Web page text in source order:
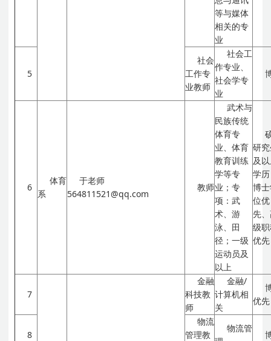
等与媒体
相关的专
业
5
社会
工作专
业教师
社会工
作专业、
社会学专
业
6
体育
系
于老师
564811521@qq.com
教师
武术与
民族传统
体育专
业、体育
教育训练
学等专
业；专
项：武
术、游
泳、田
径；一级
运动员及
以上
研
及
学
博
位优
先
级
优先
7
金融
科技教
师
金融/
计算机相
关
优先
8
物流
管理教
物流管